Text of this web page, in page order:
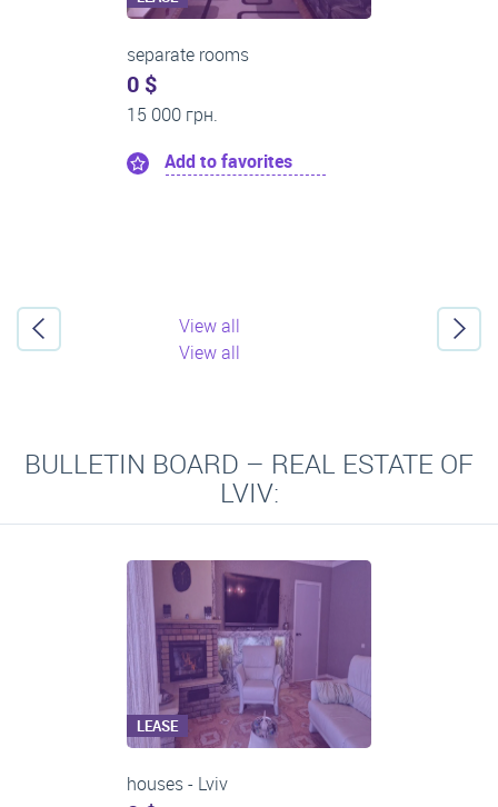
separate rooms
10 300 грн.
Add to favorites
View all
View all
BULLETIN BOARD – REAL ESTATE OF
LVIV:
LEASE
One-room apartments